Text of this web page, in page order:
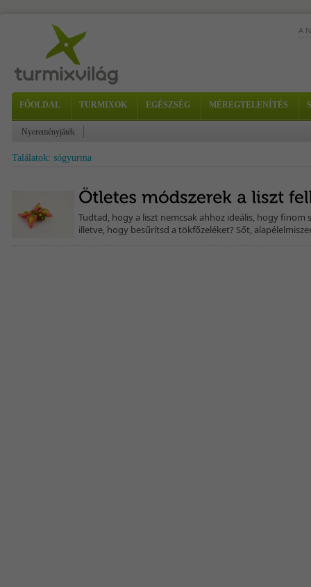
A
FŐOLDAL TURMIXOK EGÉSZSÉG MÉREGTELENÍTÉS
Nyereményjáték
Találatok: sógyurma
Tudtad, hogy a liszt nemcsak ahhoz ideális, hogy finom
illetve, hogy besűrítsd a tökfőzeléket? Sőt,